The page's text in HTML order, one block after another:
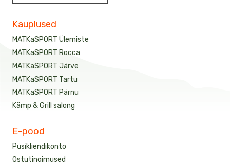
Kauplused
MATKaSPORT Ülemiste
MATKaSPORT Rocca
MATKaSPORT Järve
MATKaSPORT Tartu
MATKaSPORT Pärnu
Kämp & Grill salong
E-pood
Püsikliendikonto
Ostutingimused